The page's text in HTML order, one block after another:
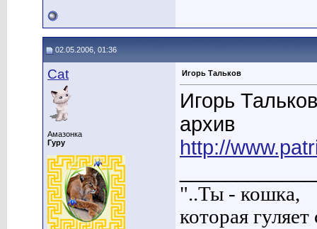
02.05.2006, 01:36
Cat
Амазонка
Гуру
Игорь Тальков
Игорь
архив
http://
"..Ты - кошка,
которая